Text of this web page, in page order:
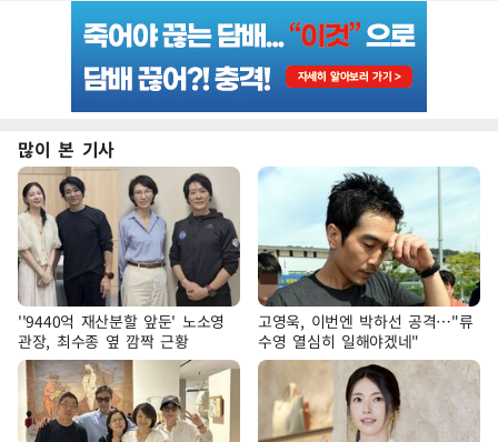
많이 본 기사
''9440억 재산분할 앞둔' 노소영
관장, 최수종 옆 깜짝 근황
고영욱, 이번엔 박하선 공격…"류
수영 열심히 일해야겠네"